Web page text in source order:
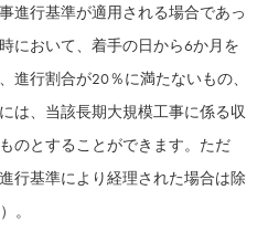
進行基準が適用される場合であっ
において、着手の日から6か月を
進行割合が20％に満たないもの、
は、当該長期大規模工事に係る収
のとすることができます。ただ
行基準により経理された場合は除
。